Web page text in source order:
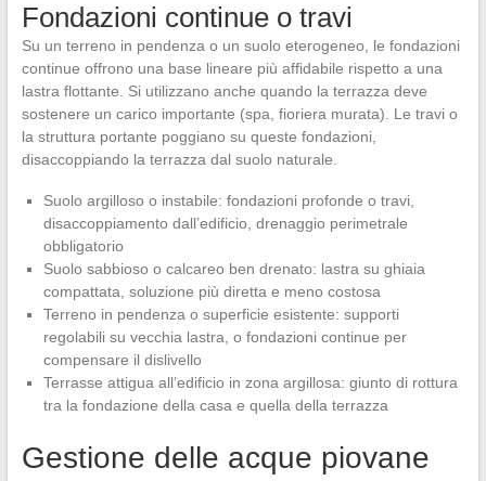
Fondazioni continue o travi
Su un terreno in pendenza o un suolo eterogeneo, le fondazioni
continue offrono una base lineare più affidabile rispetto a una
lastra flottante. Si utilizzano anche quando la terrazza deve
sostenere un carico importante (spa, fioriera murata). Le travi o
la struttura portante poggiano su queste fondazioni,
disaccoppiando la terrazza dal suolo naturale.
Suolo argilloso o instabile: fondazioni profonde o travi,
disaccoppiamento dall’edificio, drenaggio perimetrale
obbligatorio
Suolo sabbioso o calcareo ben drenato: lastra su ghiaia
compattata, soluzione più diretta e meno costosa
Terreno in pendenza o superficie esistente: supporti
regolabili su vecchia lastra, o fondazioni continue per
compensare il dislivello
Terrasse attigua all’edificio in zona argillosa: giunto di rottura
tra la fondazione della casa e quella della terrazza
Gestione delle acque piovane